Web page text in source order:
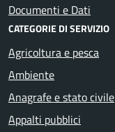
Documenti e Dati
CATEGORIE DI SERVIZIO
Agricoltura e pesca
Ambiente
Anagrafe e stato civile
Appalti pubblici